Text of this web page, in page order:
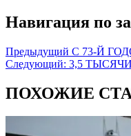
Навигация по
Предыдущий С 73-Й
Следующий: 3,5
ПОХОЖИЕ